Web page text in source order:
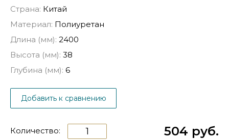
Страна: Китай
Материал: Полиуретан
Длина (мм): 2400
Высота (мм): 38
Глубина (мм): 6
Добавить к сравнению
504 руб.
Количество: